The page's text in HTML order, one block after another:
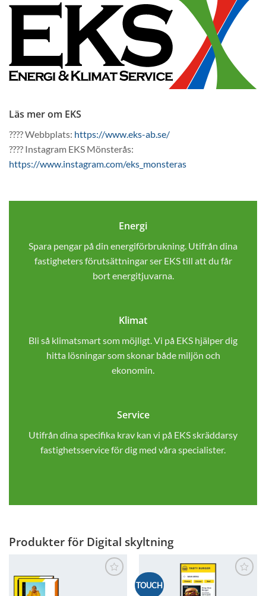
Läs mer om EKS
???? Webbplats: https://www.eks-ab.se/
???? Instagram EKS Mönsterås:
https://www.instagram.com/eks_monsteras
Energi
Spara pengar på din energiförbrukning. Utifrån dina
fastigheters förutsättningar ser EKS till att du får
bort energitjuvarna.
Klimat
Bli så klimatsmart som möjligt. Vi på EKS hjälper dig
hitta lösningar som skonar både miljön och
ekonomin.
Service
Utifrån dina specifika krav kan vi på EKS skräddarsy
fastighetsservice för dig med våra specialister.
Produkter för Digital skyltning
TOUCH